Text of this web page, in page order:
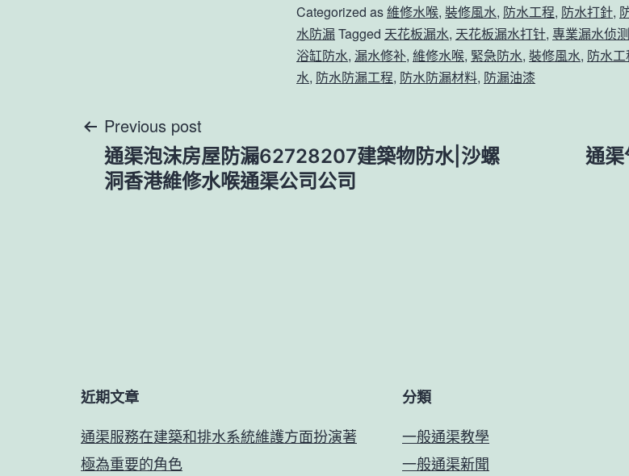
Categorized as維修水喉, 裝修風水, 防水工程, 防水打針,
水防漏 Tagged 天花板漏水, 天花板漏水打针, 專業漏水侦测
浴缸防水, 漏水修补, 維修水喉, 緊急防水, 裝修風水, 防水
水, 防水防漏工程, 防水防漏材料, 防漏油漆
文
章
Previous post
通渠泡沫房屋防漏62728207建築物防水|沙螺
洞香港維修水喉通渠公司公司
通
近期文章
通渠服務在建築和排水系統維護方面扮演著
極為重要的角色
分類
一般通渠教學
一般通渠新聞